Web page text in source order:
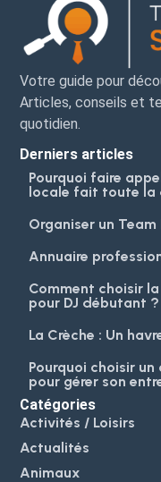
Votre guide pour
Articles, conseils et
quotidien.
Derniers articles
Pourquoi faire
locale fait toute la
Organiser un
Annuaire
Comment choisir
pour DJ débutant ?
La Crèche : Un
Pourquoi choisir
pour gérer son
Catégories
Activités / Loisirs
Actualités
Animaux